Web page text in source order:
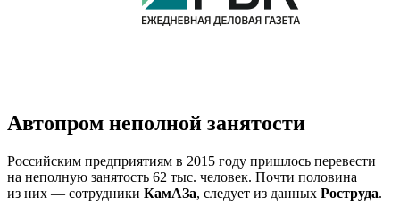
Автопром неполной занятости
Российским предприятиям в 2015 году пришлось перевести
на неполную занятость 62 тыс. человек. Почти половина
из них — сотрудники КамАЗа, следует из данных Роструда.